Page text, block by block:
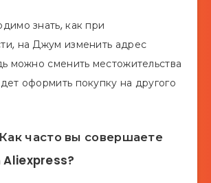
знать, как при
на Джум изменить адрес
можно сменить местожительства
оформить покупку на другого
Как часто вы совершаете
Aliexpress?